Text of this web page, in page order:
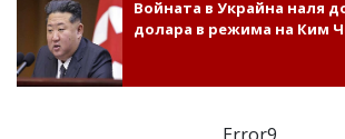
Войната в Украйна наля
долара в режима на Ким
Error9